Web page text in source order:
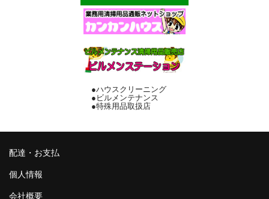
床用マット各種
個人情報
会社概要
●ハウスクリーニング
●ビルメンテナンス
●特殊用品取扱店
配達・お支払
個人情報
会社概要